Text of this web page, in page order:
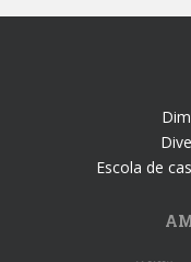
Escola de